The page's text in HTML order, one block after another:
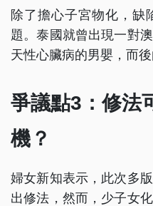
除了擔心子宮物化，缺
題。泰國就曾出現一對
天性心臟病的男嬰，而
爭議點3：修法
機？
婦女新知表示，此次多
出修法，然而，少子女